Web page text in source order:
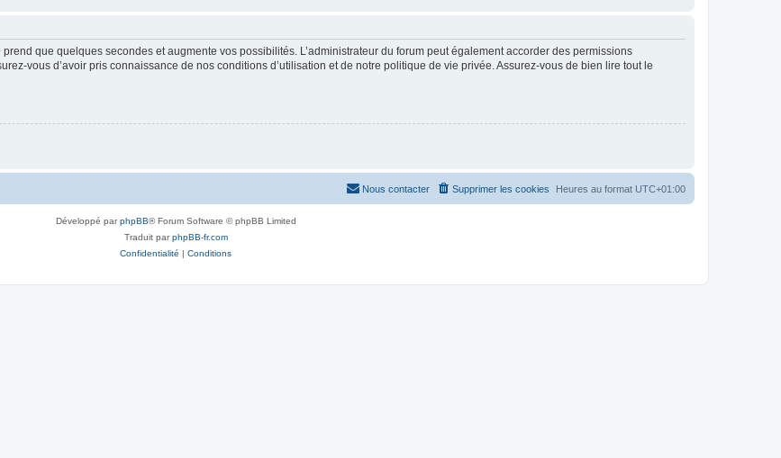
que quelques secondes et augmente vos possibilités. L’administrateur du forum peut également accorder des permissions
vous d’avoir pris connaissance de nos conditions d’utilisation et de notre politique de vie privée. Assurez-vous de bien lire tout le
Heures au format UTC+01:00
Supprimer les cookies
Nous contacter
Développé parphpBB® Forum Software © phpBB Limited
Traduit parphpBB-fr.com
Confidentialité | Conditions